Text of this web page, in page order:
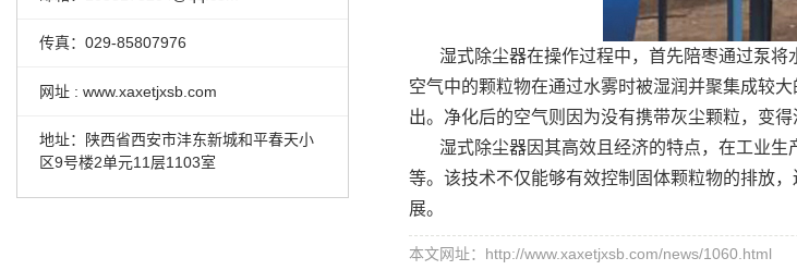
传真：029-85807976
网址 : www.xaxetjxsb.com
地址：陕西省西安市沣东新城和平春天小
区9号楼2单元11层1103室
湿式除尘器在操作过程中，首先陪枣通过泵将
空气中的颗粒物在通过水雾时被湿润并聚集成较
出。净化后的空气则因为没有携带灰尘颗粒，变
湿式除尘器因其高效且经济的特点，在工业
等。该技术不仅能够有效控制固体颗粒物的排放
展。
本文网址：http://www.xaxetjxsb.com/news/1060.html